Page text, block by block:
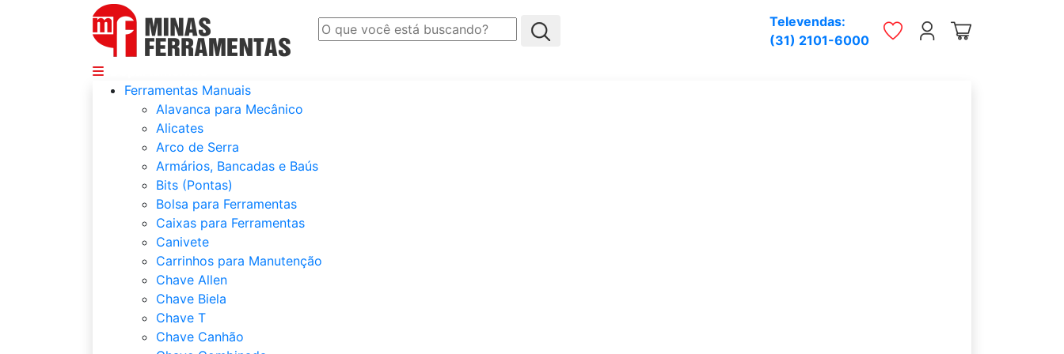
Televendas:
(31) 2101-6000
Ferramentas Manuais
Alavanca para Mecânico
Alicates
Arco de Serra
Armários, Bancadas e Baús
Bits (Pontas)
Bolsa para Ferramentas
Caixas para Ferramentas
Canivete
Carrinhos para Manutenção
Chave Allen
Chave Biela
Chave T
Chave Canhão